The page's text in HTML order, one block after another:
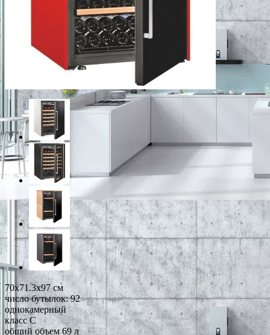
70x71.3x97 см
число бутылок: 92
однокамерный
класс C
общий объем 69 л